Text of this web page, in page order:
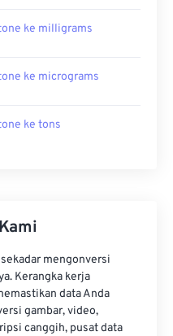
ke milligrams
ke micrograms
ke tons
mengonversi
Kerangka kerja
data Anda
gambar, video,
canggih, pusat data